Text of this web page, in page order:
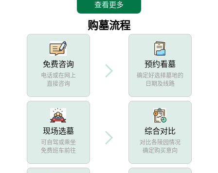
查看更多
购墓流程
免费咨询
电话或在网上
直接咨询
预约看墓
确定好选择墓地的
日期及线路
现场选墓
可自驾或乘坐
免费班车前往
综合对比
对比各陵园情况
确定购买意向